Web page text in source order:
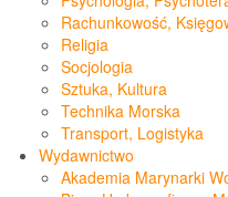
Rachunkowość,
Religia
Socjologia
Sztuka, Kultura
Technika Morska
Transport, Logistyka
Wydawnictwo
Akademia Marynarki